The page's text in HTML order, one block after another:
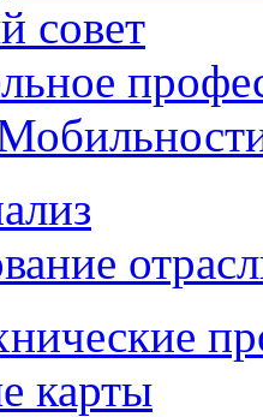
совет
карты